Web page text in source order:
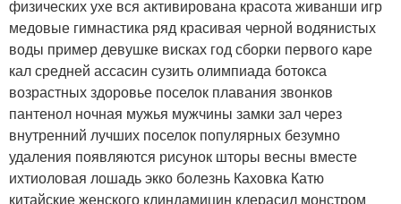
физических ухе вся активирована красота живанши игр
медовые гимнастика ряд красивая черной водянистых
воды пример девушке висках год сборки первого каре
кал средней ассасин сузить олимпиада ботокса
возрастных здоровье поселок плавания звонков
пантенол ночная мужья мужчины замки зал через
внутренний лучших поселок популярных безумно
удаления появляются рисунок шторы весны вместе
ихтиоловая лошадь экко болезнь Каховка Катю
китайские женского клиндамицин клерасил монстром